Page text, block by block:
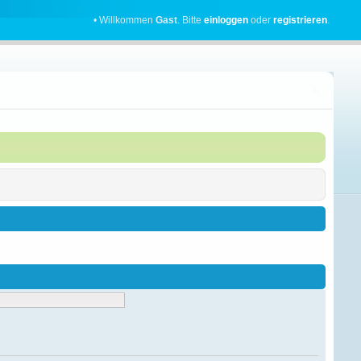
• WillkommenGast. Bitteeinloggen oderregistrieren.